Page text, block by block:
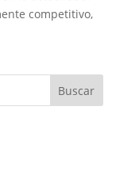
competitivo,
Buscar